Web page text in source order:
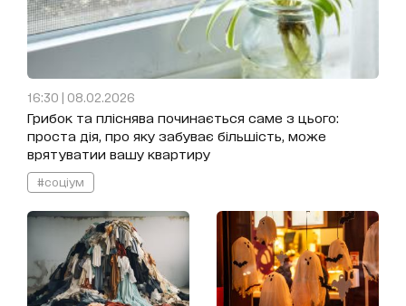
16:30 | 08.02.2026
Грибок та пліснява починається саме з цього:
проста дія, про яку забуває більшість, може
врятуватии вашу квартиру
#соціум